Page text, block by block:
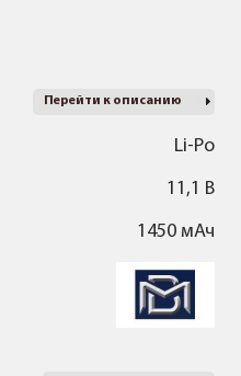
Перейти к описанию
Li-Po
11,1 В
1450 мАч